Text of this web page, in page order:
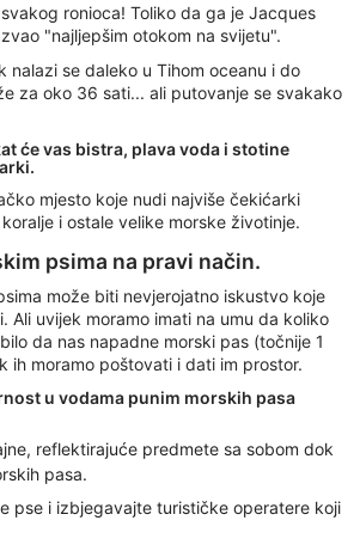
ronioca! Toliko da ga je Jacques
"najljepšim otokom na svijetu".
nalazi se daleko u Tihom oceanu i do
za oko 36 sati... ali putovanje se svakako
će vas bistra, plava voda i stotine
mjesto koje nudi najviše čekićarki
i ostale velike morske životinje.
psima na pravi način.
može biti nevjerojatno iskustvo koje
Ali uvijek moramo imati na umu da koliko
da nas napadne morski pas (točnije 1
ih moramo poštovati i dati im prostor.
u vodama punim morskih pasa
reflektirajuće predmete sa sobom dok
pasa.
pse i izbjegavajte turističke operatere koji